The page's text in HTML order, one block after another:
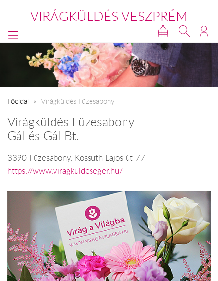
VIRÁGKÜLDÉS VESZPRÉM
Főoldal Virágküldés Füzesabony
Virágküldés Füzesabony
Gál és Gál Bt.
3390 Füzesabony, Kossuth Lajos út 77
https://www.viragkuldeseger.hu/